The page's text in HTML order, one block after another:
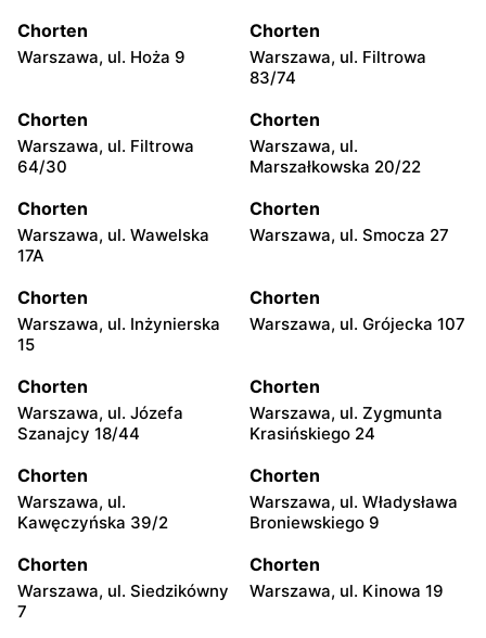
Chorten
Warszawa, ul. Hoża 9
Chorten
Warszawa, ul. Filtrowa
83/74
Chorten
Warszawa, ul. Filtrowa
64/30
Chorten
Warszawa, ul.
Marszałkowska 20/22
Chorten
Warszawa, ul. Wawelska
17A
Chorten
Warszawa, ul. Smocza 27
Chorten
Warszawa, ul. Inżynierska
15
Chorten
Warszawa, ul. Grójecka 107
Chorten
Warszawa, ul. Józefa
Szanajcy 18/44
Chorten
Warszawa, ul. Zygmunta
Krasińskiego 24
Chorten
Warszawa, ul.
Kawęczyńska 39/2
Chorten
Warszawa, ul. Władysława
Broniewskiego 9
Chorten
Warszawa, ul. Siedzikówny
7
Chorten
Warszawa, ul. Kinowa 19